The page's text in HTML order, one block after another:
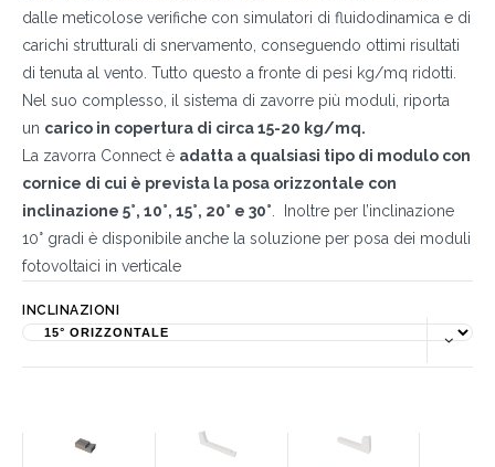
dalle meticolose verifiche con simulatori di fluidodinamica e di
carichi strutturali di snervamento, conseguendo ottimi risultati
di tenuta al vento. Tutto questo a fronte di pesi kg/mq ridotti.
Nel suo complesso, il sistema di zavorre più moduli, riporta
un carico in copertura di circa 15-20 kg/mq.
La zavorra Connect è adatta a qualsiasi tipo di modulo con
cornice di cui è prevista la posa orizzontale con
inclinazione 5°, 10°, 15°, 20° e 30° . Inoltre per l’inclinazione
10° gradi è disponibile anche la soluzione per posa dei moduli
fotovoltaici in verticale
INCLINAZIONI